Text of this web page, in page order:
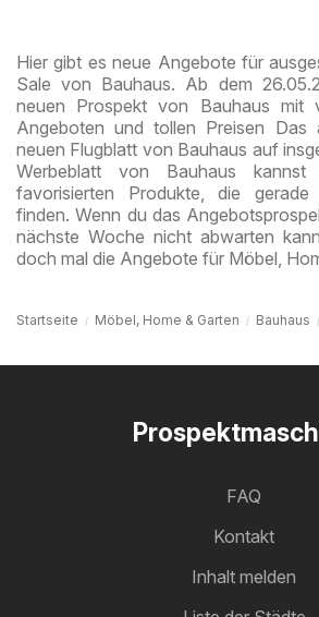
Hier gibt es neue Angebote für
Sale von Bauhaus. Ab dem
neuen Prospekt von Bauhaus mit
Angeboten und tollen Preisen Das
neuen Flugblatt von Bauhaus auf
Werbeblatt von Bauhaus
favorisierten Produkte, die
finden. Wenn du das
nächste Woche nicht abwarten
doch mal die Angebote für Möbel,
Startseite Möbel, Home & Garten Bauhaus
FAQ
Kontakt
Inhalt melden